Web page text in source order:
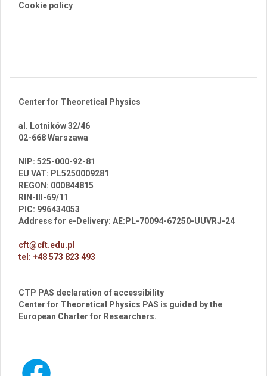
Cookie policy
Center for Theoretical Physics
al. Lotników 32/46
02-668 Warszawa
NIP: 525-000-92-81
EU VAT: PL5250009281
REGON: 000844815
RIN-III-69/11
PIC: 996434053
Address for e-Delivery: AE:PL-70094-67250-UUVRJ-24
cft@cft.edu.pl
tel: +48 573 823 493
CTP PAS declaration of accessibility
Center for Theoretical Physics PAS is guided by the
European Charter for Researchers.